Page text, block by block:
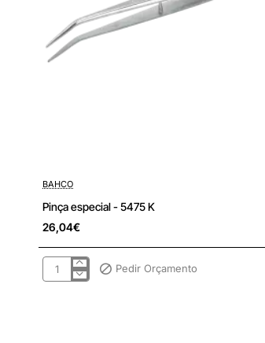
Pré-encomenda
BAHCO
Pinça especial - 5475 K
26,04€
Pinça
Pedir Orçamento